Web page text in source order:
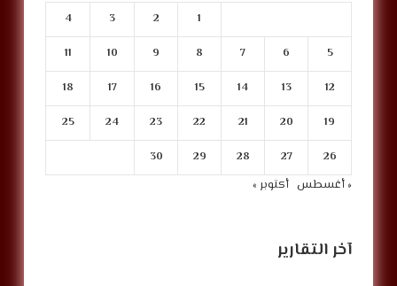
1
2
3
4
5
6
7
8
9
10
11
12
13
14
15
16
17
18
19
20
21
22
23
24
25
26
27
28
29
30
« أغسطس أكتوبر »
آخر التقارير